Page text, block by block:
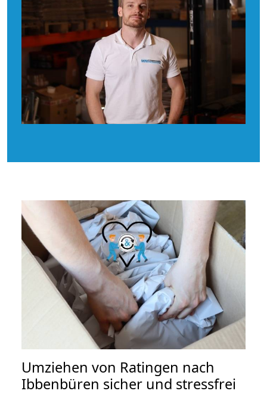
Umziehen von Ratingen nach
Ibbenbüren sicher und stressfrei